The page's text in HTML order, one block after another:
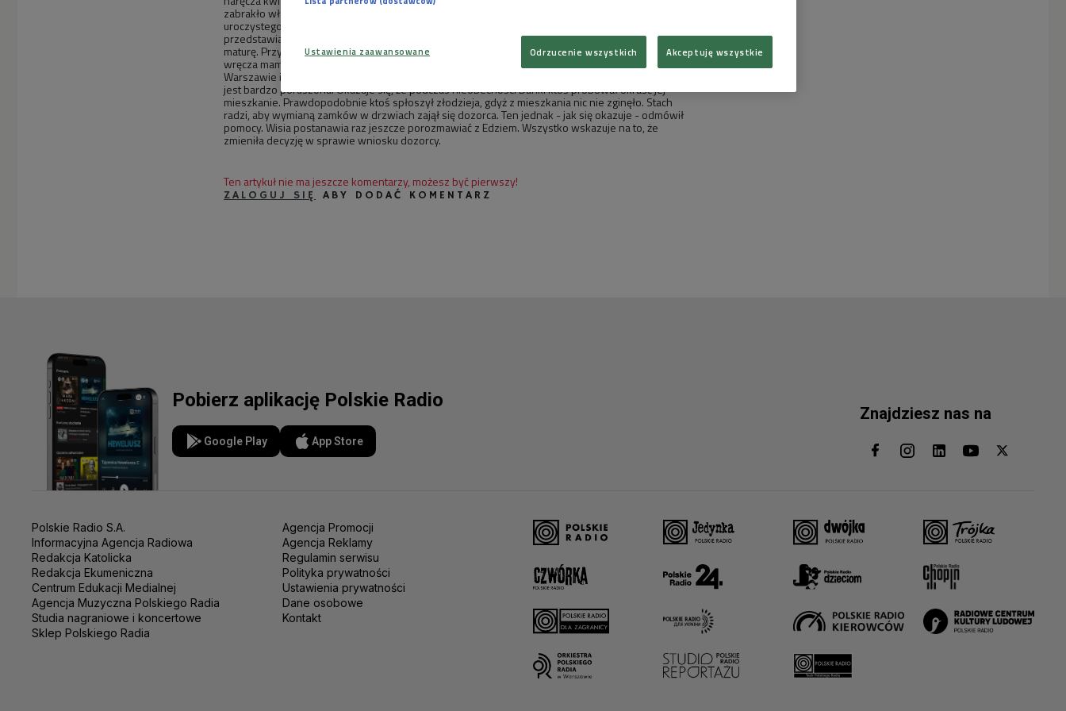
zabrakło władz samorządowych, nauczycieli, rodziców i uczniów. Justyna relacjonuje przebieg
uroczystego spotkania w szkole i zaprasza ciocię i wujka na szkolną wystawę rysunków i fotografii
przedstawiających powiślańskie drzewa. Stach pyta Justynę o Romka, który w tym roku zdał
maturę. Przyjaciel Justyny nie wybiera się jednak na studia, bo sprzeciwia się temu jego ojciec. Kasia
wręcza mamie list od wujka Zygmunta. Krewny ze wsi dziękuje za opiekę podczas pobytu żony w
Warszawie i zachęca do udziału w wyborach 13 czerwca. Nieoczekiwanie pojawia się Danka, która
jest bardzo poruszona. Okazuje się, że podczas nieobecności Danki ktoś próbował okraść jej
mieszkanie. Prawdopodobnie ktoś spłoszył złodzieja, gdyż z mieszkania nic nie zginęło. Stach
radzi, aby wymianą zamków w drzwiach zajął się dozorca. Ten jednak - jak się okazuje - odmówił
pomocy. Wisia postanawia raz jeszcze porozmawiać z Edziem. Wszystko wskazuje na to, że
zmieniła decyzję w sprawie wniosku dozorcy.
Ten artykuł nie ma jeszcze komentarzy, możesz być pierwszy!
ZALOGUJ SIĘ ABY DODAĆ KOMENTARZ
Pobierz aplikację Polskie Radio
Google Play App Store
Znajdziesz nas na
Polskie Radio S.A.
Informacyjna Agencja Radiowa
Redakcja Katolicka
Redakcja Ekumeniczna
Centrum Edukacji Medialnej
Agencja Muzyczna Polskiego Radia
Studia nagraniowe i koncertowe
Sklep Polskiego Radia
Agencja Promocji
Agencja Reklamy
Regulamin serwisu
Polityka prywatności
Ustawienia prywatności
Dane osobowe
Kontakt
Ustawienia zaawansowane Odrzucenie wszystkich Akceptuję wszystkie